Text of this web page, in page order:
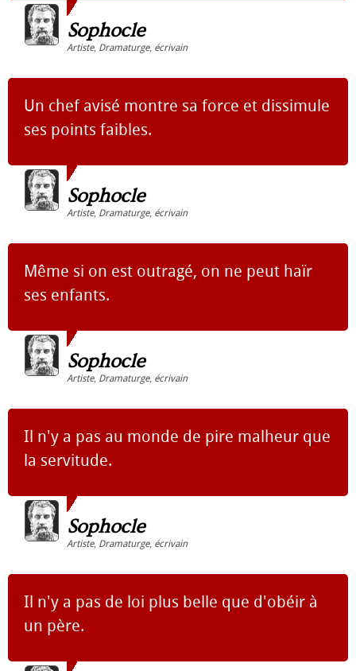
Sophocle
Artiste, Dramaturge, écrivain
Un chef avisé montre sa force et dissimule
ses points faibles.
Sophocle
Artiste, Dramaturge, écrivain
Même si on est outragé, on ne peut haïr
ses enfants.
Sophocle
Artiste, Dramaturge, écrivain
Il n'y a pas au monde de pire malheur que
la servitude.
Sophocle
Artiste, Dramaturge, écrivain
Il n'y a pas de loi plus belle que d'obéir à
un père.